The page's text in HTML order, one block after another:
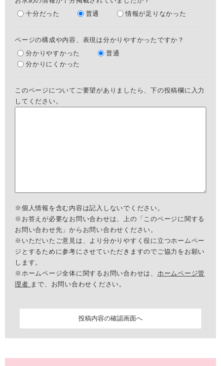
十分だった
普通 情報が足りなかった
ページの構成や内容、表現は分かりやすかったですか？
分かりやすかった
普通
分かりにくかった
このページについてご要望がありましたら、下の投稿欄に入力
してください。
※個人情報を含む内容は記入しないでください。
※お答えが必要なお問い合わせは、上の「このページに関する
お問い合わせ先」からお問い合わせください。
※いただいたご意見は、より分かりやすく役に立つホームペー
ジとするために参考にさせていただきますのでご協力をお願い
します。
※ホームページ全体に関するお問い合わせは、 ホームページ管
理者 まで、お問い合わせください。